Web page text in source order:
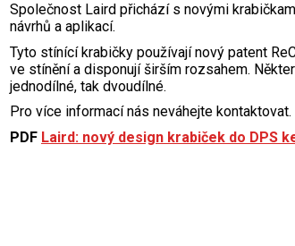
Společnost Laird přichází s novými
návrhů a aplikací.
Tyto stínící krabičky používají nový patent
ve stínění a disponují širším rozsahem.
jednodílné, tak dvoudílné.
Pro více informací nás neváhejte kontaktovat.
PDF Laird: nový design krabiček do DPS